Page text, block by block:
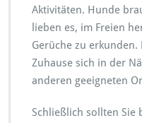
Aktivitäten. Hunde
lieben es, im Freien
Gerüche zu
Zuhause sich in der
anderen geeigneten
Schließlich sollten Sie